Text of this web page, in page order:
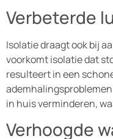
Verbeterde
Isolatie draagt ook bij
voorkomt isolatie dat
resulteert in een
in huis verminderen,
Verhoogde